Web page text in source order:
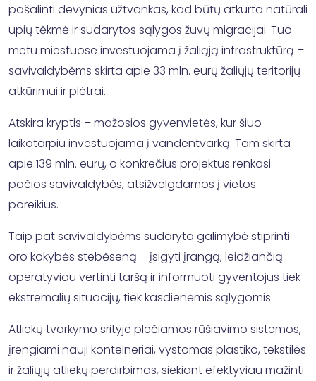
pašalinti devynias užtvankas, kad būtų atkurta natūrali
upių tėkmė ir sudarytos sąlygos žuvų migracijai. Tuo
metu miestuose investuojama į žaliąją infrastruktūrą –
savivaldybėms skirta apie 33 mln. eurų žaliųjų teritorijų
atkūrimui ir plėtrai.
Atskira kryptis – mažosios gyvenvietės, kur šiuo
laikotarpiu investuojama į vandentvarką. Tam skirta
apie 139 mln. eurų, o konkrečius projektus renkasi
pačios savivaldybės, atsižvelgdamos į vietos
poreikius.
Taip pat savivaldybėms sudaryta galimybė stiprinti
oro kokybės stebėseną – įsigyti įrangą, leidžiančią
operatyviau vertinti taršą ir informuoti gyventojus tiek
ekstremalių situacijų, tiek kasdienėmis sąlygomis.
Atliekų tvarkymo srityje plečiamos rūšiavimo sistemos,
įrengiami nauji konteineriai, vystomas plastiko, tekstilės
ir žaliųjų atliekų perdirbimas, siekiant efektyviau mažinti